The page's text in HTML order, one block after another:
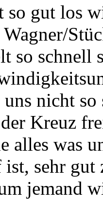
so gut los
so
uns nicht
Kreuz
alles was
sehr
jemand